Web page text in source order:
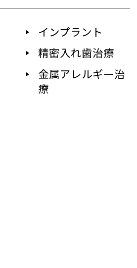
インプラント
精密入れ歯治療
金属アレルギー治
療